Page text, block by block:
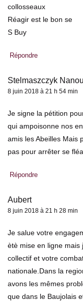
collosseaux
Réagir est le bon se
S Buy
Répondre
Stelmaszczyk Nanou
8 juin 2018 à 21 h 54 min
Je signe la pétition
qui ampoisonne nos
amis les Abeilles Mais
pas pour arrêter se
Répondre
Aubert
8 juin 2018 à 21 h 28 min
Je salue votre
ètè mise en ligne mais
collectif et votre
nationale.Dans la
avons les mêmes
que dans le Baujolais